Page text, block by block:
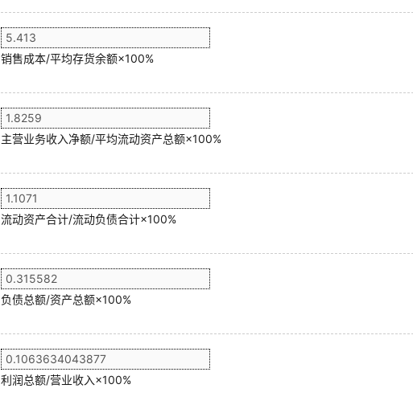
销售成本/平均存货余额×100%
主营业务收入净额/平均流动资产总额×100%
流动资产合计/流动负债合计×100%
负债总额/资产总额×100%
利润总额/营业收入×100%